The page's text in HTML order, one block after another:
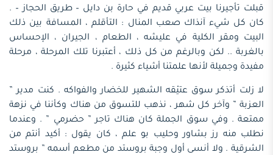
قبلت تأجيرنا بيت عربي قديم في حارة بن دايل – طريق الحجاز – .
كان كل شيء آنذاك صعب المنال : التأقلم ، المسافة بين ذلك
البيت ومقر الكلية في عليشه ، الطعام ، الجيران ، الإحساس
بالغربة .. لكن وبالرغم من كل ذلك ، أعتبرنا تلك المرحلة ، مرحلة
مفيدة وجميلة لأنها علمتنا أشياء كثيرة .
لا زلت أتذكر سوق عتيْقه الشهير للخضار والفواكه . كنت مدير ”
العزبة ” وآخر كل شهر ، نذهب للتسوق من هناك وكأننا في نزهة
ممتعة . وفي سوق الجملة كان هناك تاجر ” حضرمي ” . وعندما
نطلب منه رز بشاور وحليب بو علم ، كان يقول : أكيد أنتم من
الشرقية . ولا أنسى أول وجبة بروستد من مطعم أسمه ” بروستد